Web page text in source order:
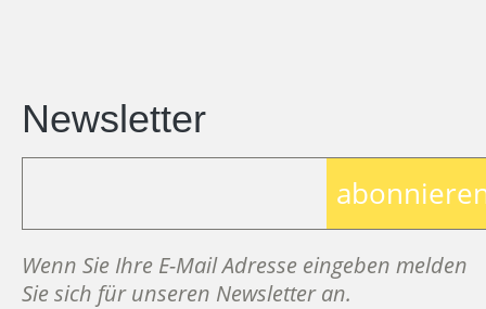
Newsletter
Wenn Sie Ihre E-Mail Adresse eingeben melden
Sie sich für unseren Newsletter an.